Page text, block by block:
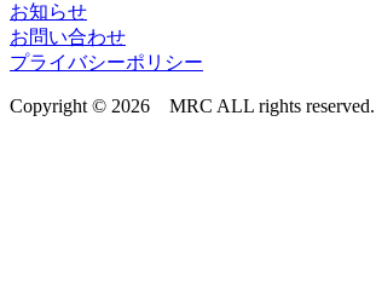
お知らせ
お問い合わせ
プライバシーポリシー
Copyright © 2026 MRC ALL rights reserved.